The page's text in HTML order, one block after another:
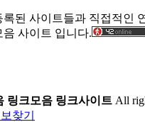
록된 사이트들과 직접적인
음 사이트 입니다.
링크모음 링크사이트 All
찾기